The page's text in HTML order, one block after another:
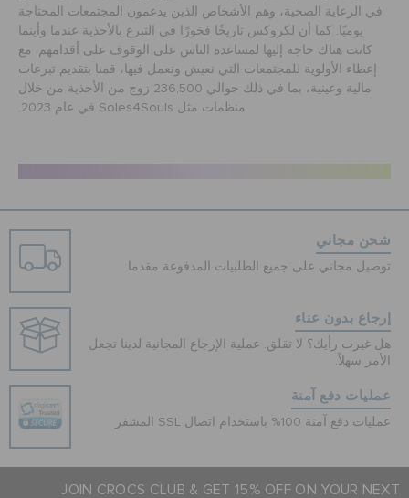
في الرعاية الصحية، وهم الأشخاص الذين يدعمون المجتمعات المحتاجة
يوميًا. كما أن لكروكس تاريخًا فخورًا في التبرع بالأحذية عندما وأينما
كانت هناك حاجة إليها لمساعدة الناس على الوقوف على أقدامهم. مع
إعطاء الأولوية للمجتمعات التي نعيش ونعمل فيها، قمنا بتقديم تبرعات
مالية وعينية، بما في ذلك حوالي 236,500 زوج من الأحذية من خلال
منظمات مثل Soles4Souls في عام 2023.
شحن مجاني
توصيل مجاني على جميع الطلبيات المدفوعة مقدما
إرجاع بدون عناء
هل غيرت رأيك؟ لا تقلق. عملية الإرجاع المجانية لدينا تجعل
الأمر سهلاً.
عمليات دفع آمنة
عمليات دفع آمنة 100% باستخدام اتصال SSL المشفر
JOIN CROCS CLUB & GET 15% OFF ON YOUR NEXT